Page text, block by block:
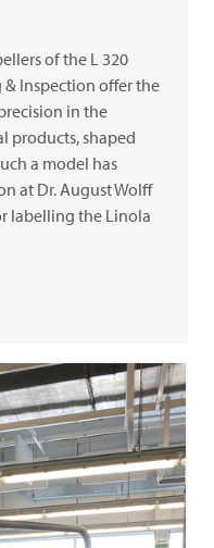
of the L 320
& Inspection offer the
in the
products, shaped
a model has
at Dr. August Wolff
labelling the Linola